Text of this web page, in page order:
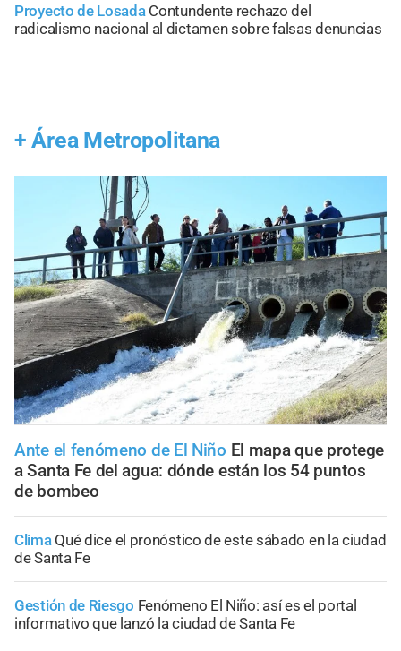
Proyecto de Losada Contundente rechazo del
radicalismo nacional al dictamen sobre falsas denuncias
+ Área Metropolitana
Ante el fenómeno de El Niño El mapa que protege
a Santa Fe del agua: dónde están los 54 puntos
de bombeo
Clima Qué dice el pronóstico de este sábado en la ciudad
de Santa Fe
Gestión de Riesgo Fenómeno El Niño: así es el portal
informativo que lanzó la ciudad de Santa Fe